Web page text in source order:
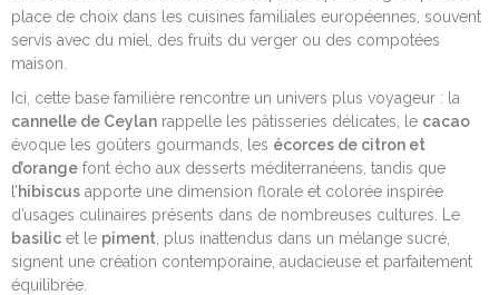
place de choix dans les cuisines familiales européennes, souvent
servis avec du miel, des fruits du verger ou des compotées
maison.
Ici, cette base familière rencontre un univers plus voyageur : la
cannelle de Ceylan rappelle les pâtisseries délicates, le cacao
évoque les goûters gourmands, les écorces de citron et
d’orange font écho aux desserts méditerranéens, tandis que
l’hibiscus apporte une dimension florale et colorée inspirée
d’usages culinaires présents dans de nombreuses cultures. Le
basilic et le piment , plus inattendus dans un mélange sucré,
signent une création contemporaine, audacieuse et parfaitement
équilibrée.